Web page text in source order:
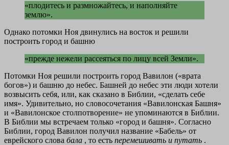
«плодитесь и размножайтесь, и наполняйте
землю».
Однако потомки Ноя двинулись на восток и решили
построить город и башню
«прежде нежели рассеяться по лицу всей Земли».
Потомки Ноя решили построить город Вавилон («врата
богов») и башню до небес. Башней до небес эти люди хотели
возвысить себя, или, как сказано в Библии, «сделать себе
имя». Удивительно, но словосочетания «Вавилонская Башня»
и «Вавилонское столпотворение» не упоминаются в Библии.
В Библии мы встречаем только «город и башня». Согласно
Библии, город Вавилон получил название «Бабель» от
еврейского слова бала , то есть перемешивать и путать .